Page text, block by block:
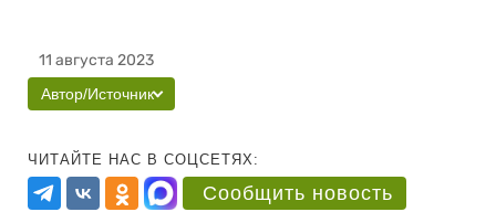
11 августа 2023
Автор/Источник
ЧИТАЙТЕ НАС В СОЦСЕТЯХ:
Сообщить новость